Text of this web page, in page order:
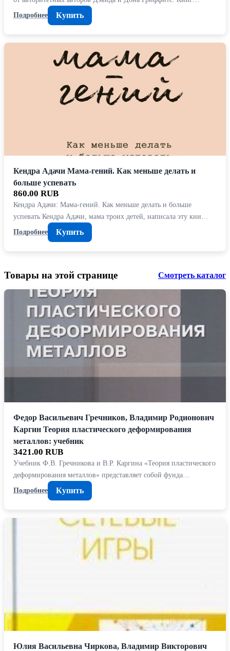
Подробнее
Купить
Кендра Адачи Мама-гений. Как меньше делать и
больше успевать
860.00 RUB
Кендра Адачи: Мама-гений. Как меньше делать и больше
успевать Кендра Адачи, мама троих детей, написала эту кни…
Подробнее
Купить
Товары на этой странице Смотреть каталог
Федор Васильевич Гречников, Владимир Родионович
Каргин Теория пластического деформирования
металлов: учебник
3421.00 RUB
Учебник Ф.В. Гречникова и В.Р. Каргина «Теория пластического
деформирования металлов» представляет собой фунда…
Подробнее
Купить
Юлия Васильевна Чиркова, Владимир Викторович